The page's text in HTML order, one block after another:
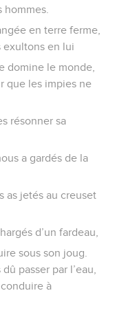
en terre ferme,
exultons en lui
domine le monde,
que les impies ne
résonner sa
a gardés de la
as jetés au creuset
d’un fardeau,
sous son joug.
passer par l’eau,
à